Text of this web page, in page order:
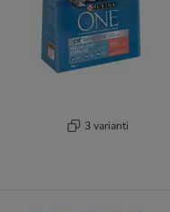
3 varianti